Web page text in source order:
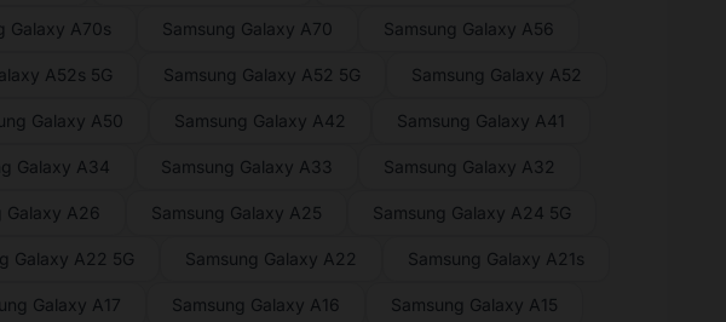
Galaxy A70s Samsung Galaxy A70 Samsung Galaxy A56
A52s 5G Samsung Galaxy A52 5G Samsung Galaxy A52
Galaxy A50 Samsung Galaxy A42 Samsung Galaxy A41
Galaxy A34 Samsung Galaxy A33 Samsung Galaxy A32
Galaxy A26 Samsung Galaxy A25 Samsung Galaxy A24 5G
Galaxy A22 5G Samsung Galaxy A22 Samsung Galaxy A21s
Galaxy A17 Samsung Galaxy A16 Samsung Galaxy A15